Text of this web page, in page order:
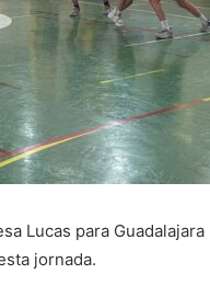
Lucas para
jornada.